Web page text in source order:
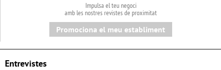
Impulsa el teu negoci
amb les nostres revistes de proximitat
Promociona el meu establiment
Entrevistes